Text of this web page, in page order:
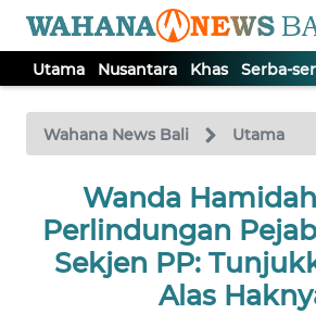
Utama Nusantara Khas Serba-
Wahana News Bali Utama
Wanda
Perlindungan
Sekjen PP:
Alas
TV
Tutup
UTAMA
NUSANTARA